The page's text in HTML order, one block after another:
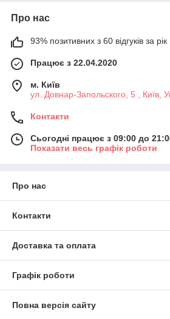
Про нас
93% позитивних з 60 відгуків за рік
Працює з 22.04.2020
м. Київ
ул. Довнар-Запольского, 5 , Київ,
Контакти
Сьогодні працює з 09:00 до
Показати весь графік роботи
Про нас
Контакти
Доставка та оплата
Графік роботи
Повна версія сайту